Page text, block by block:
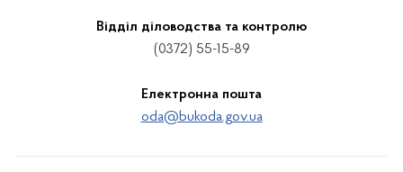
Відділ діловодства та контролю
(0372) 55-15-89
Електронна пошта
oda@bukoda.gov.ua